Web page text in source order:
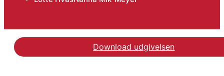
Download udgivelsen